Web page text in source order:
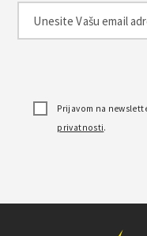
Prijavom na
privatnosti.